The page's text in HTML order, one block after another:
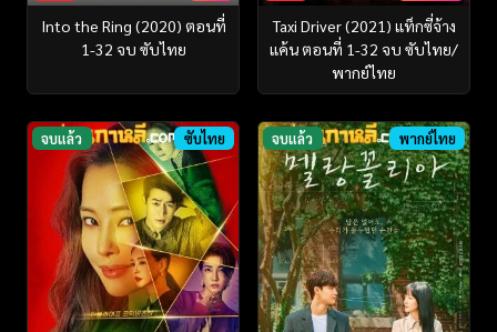
Into the Ring (2020) ตอนที่
1-32 จบ ซับไทย
Taxi Driver (2021) แท็กซี่จ้าง
แค้น ตอนที่ 1-32 จบ ซับไทย/
พากย์ไทย
จบแล้ว ซับไทย จบแล้ว พากย์ไทย